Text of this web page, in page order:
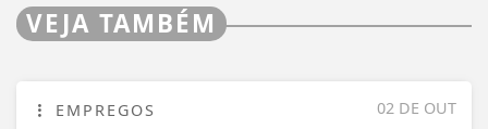
VEJA TAMBÉM
02 DE OUT
EMPREGOS